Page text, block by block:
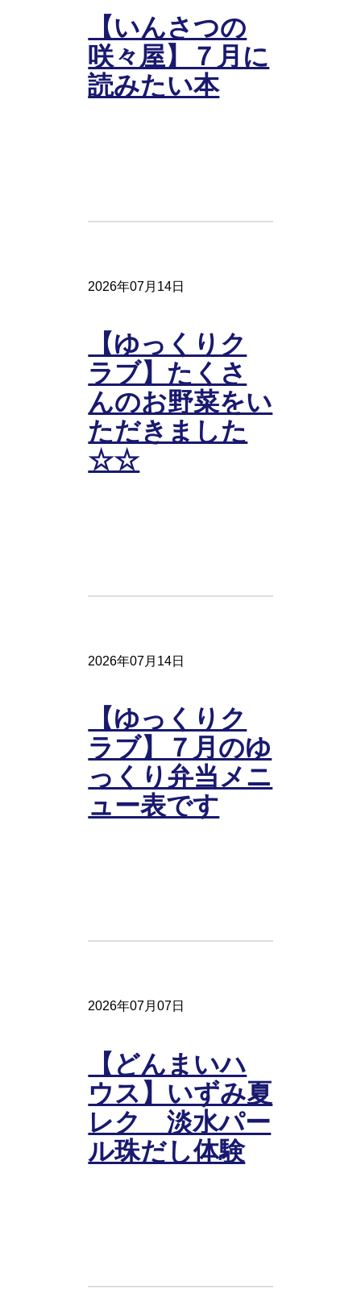
【いんさつの
咲々屋】７月に
読みたい本
2026年07月14日
【ゆっくりク
ラブ】たくさ
んのお野菜をい
ただきました
☆☆
2026年07月14日
【ゆっくりク
ラブ】７月のゆ
っくり弁当メニ
ュー表です
2026年07月07日
【どんまいハ
ウス】いずみ夏
レク 淡水パー
ル珠だし体験